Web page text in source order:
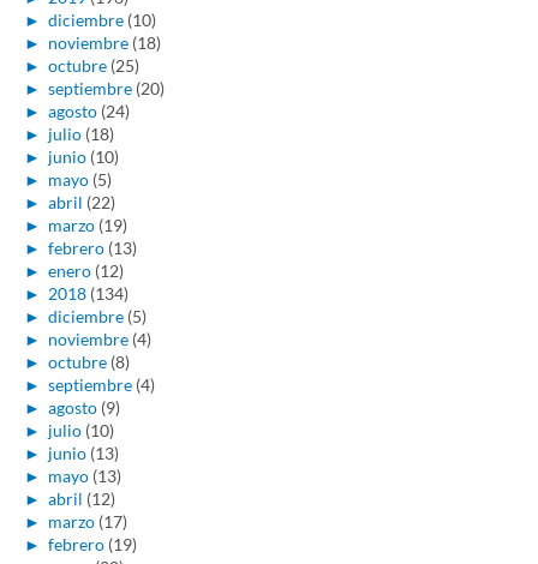
► diciembre (10)
► noviembre (18)
► octubre (25)
► septiembre (20)
► agosto (24)
► julio (18)
► junio (10)
► mayo (5)
► abril (22)
► marzo (19)
► febrero (13)
► enero (12)
► 2018 (134)
► diciembre (5)
► noviembre (4)
► octubre (8)
► septiembre (4)
► agosto (9)
► julio (10)
► junio (13)
► mayo (13)
► abril (12)
► marzo (17)
► febrero (19)